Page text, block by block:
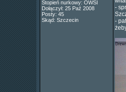
Stopień nurkowy: OWSI
Dołączył: 25 Paź 2008
Posty: 45
Skąd: Szczecin
-
-